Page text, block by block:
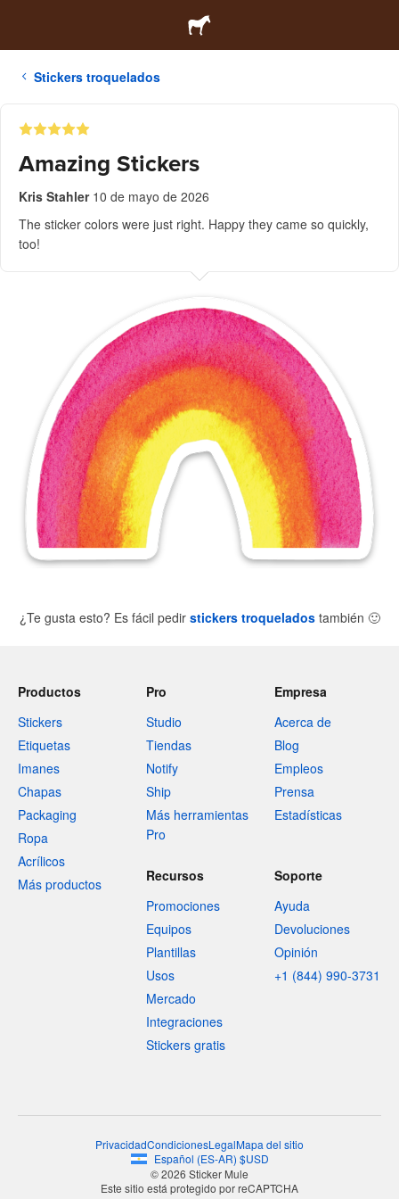
Stickers troquelados
Amazing Stickers
Kris Stahler 10 de mayo de 2026
The sticker colors were just right. Happy they came so quickly,
too!
¿Te gusta esto? Es fácil pedir stickers troqueladostambién 🙂
Productos
Stickers
Etiquetas
Imanes
Chapas
Packaging
Ropa
Acrílicos
Más productos
Pro
Studio
Tiendas
Notify
Ship
Más herramientas
Pro
Empresa
Acerca de
Blog
Empleos
Prensa
Estadísticas
Recursos
Promociones
Equipos
Plantillas
Usos
Mercado
Integraciones
Stickers gratis
Soporte
Ayuda
Devoluciones
Opinión
+1 (844) 990-3731
PrivacidadCondicionesLegalMapa del sitio
Español (ES-AR) $USD
© 2026 Sticker Mule
Este sitio está protegido por reCAPTCHA